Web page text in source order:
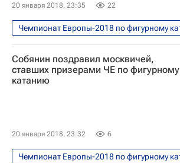
20 января 2018, 23:35 22
Фигурное катание
Спорт
Чемпионат Европы по фигурному катанию
Евгения Медведева
Собянин поздравил москвичей,
ставших призерами ЧЕ по фигурному
катанию
20 января 2018, 23:32 6